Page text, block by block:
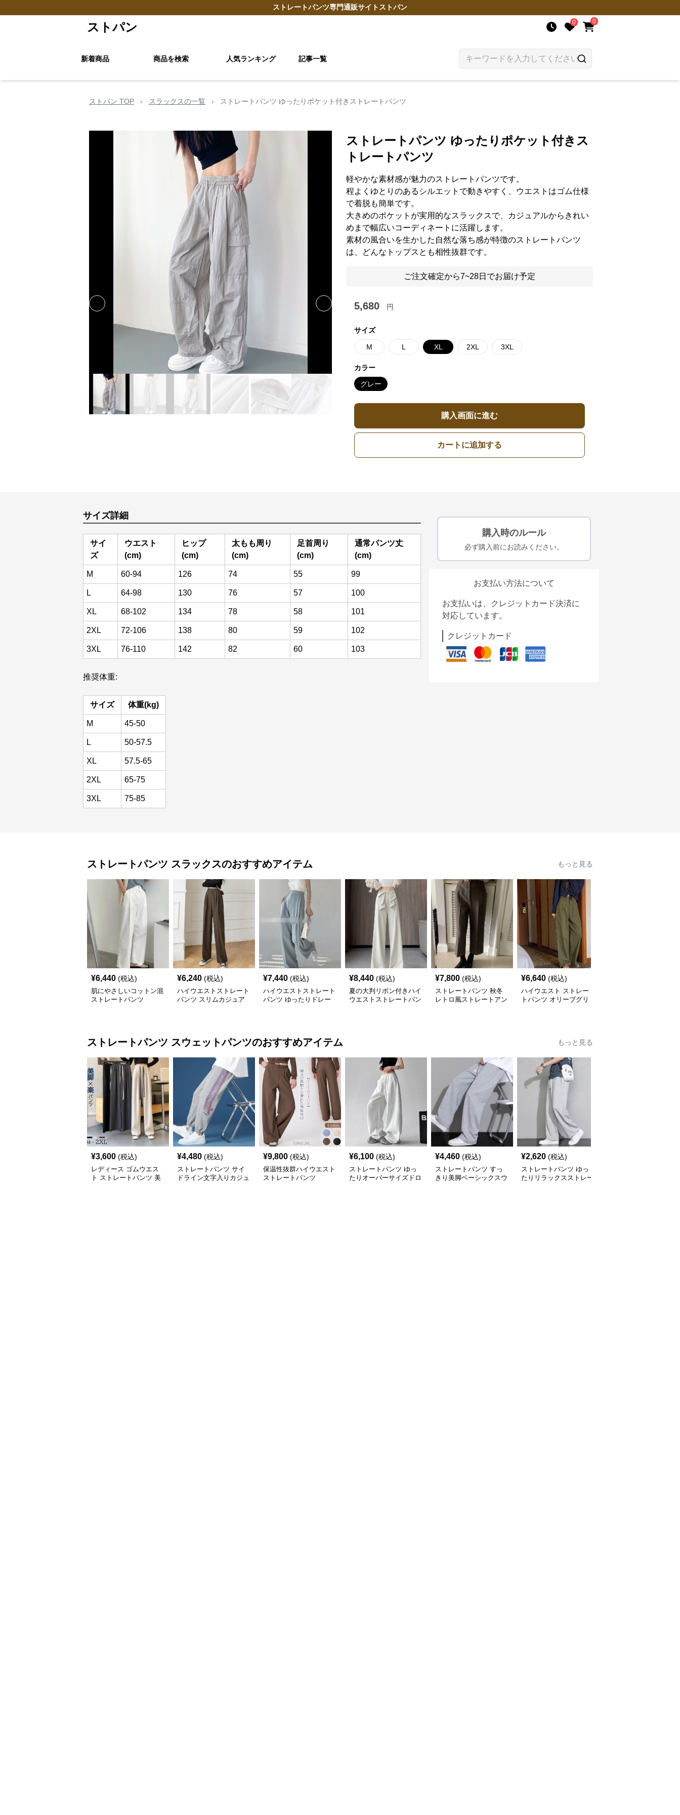
ストレートパンツ専門通販サイト ストパン
ストパン 0 0
新着商品 商品を検索 人気ランキング 記事一覧
ストパン TOP › スラックスの一覧 › ストレートパンツ ゆったりポケット付きストレートパンツ
Previous slide Next slide
ストレートパンツ ゆったりポケット付きス
トレートパンツ
軽やかな素材感が魅力のストレートパンツです。
程よくゆとりのあるシルエットで動きやすく、ウエストはゴム仕様
で着脱も簡単です。
大きめのポケットが実用的なスラックスで、カジュアルからきれい
めまで幅広いコーディネートに活躍します。
素材の風合いを生かした自然な落ち感が特徴のストレートパンツ
は、どんなトップスとも相性抜群です。
ご注文確定から7~28日でお届け予定
5,680 円
サイズ
M L XL 2XL 3XL
カラー
グレー
購入画面に進む
カートに追加する
サイズ詳細
サイ
ズ
ウエスト
(cm)
ヒップ
(cm)
太もも周り
(cm)
足首周り
(cm)
通常パンツ丈
(cm)
M 60-94 126 74 55 99
L 64-98 130 76 57 100
XL 68-102 134 78 58 101
2XL 72-106 138 80 59 102
3XL 76-110 142 82 60 103
推奨体重:
サイズ 体重(kg)
M 45-50
L 50-57.5
XL 57.5-65
2XL 65-75
3XL 75-85
購入時のルール
必ず購入前にお読みください。
お支払い方法について
お支払いは、クレジットカード決済に
対応しています。
クレジットカード
ストレートパンツ スラックスのおすすめアイテム もっと見る
¥6,440 (税込)
肌にやさしいコットン混
ストレートパンツ
¥6,240 (税込)
ハイウエストストレート
パンツ スリムカジュア
¥7,440 (税込)
ハイウエストストレート
パンツ ゆったりドレー
¥8,440 (税込)
夏の大判リボン付きハイ
ウエストストレートパン
¥7,800 (税込)
ストレートパンツ 秋冬
レトロ風ストレートアン
¥6,640 (税込)
ハイウエスト ストレー
トパンツ オリーブグリ
ストレートパンツ スウェットパンツのおすすめアイテム もっと見る
¥3,600 (税込)
レディース ゴムウエス
ト ストレートパンツ 美
¥4,480 (税込)
ストレートパンツ サイ
ドライン文字入りカジュ
¥9,800 (税込)
保温性抜群ハイウエスト
ストレートパンツ
¥6,100 (税込)
ストレートパンツ ゆっ
たりオーバーサイズドロ
¥4,460 (税込)
ストレートパンツ すっ
きり美脚ベーシックスウ
¥2,620 (税込)
ストレートパンツ ゆっ
たりリラックスストレー